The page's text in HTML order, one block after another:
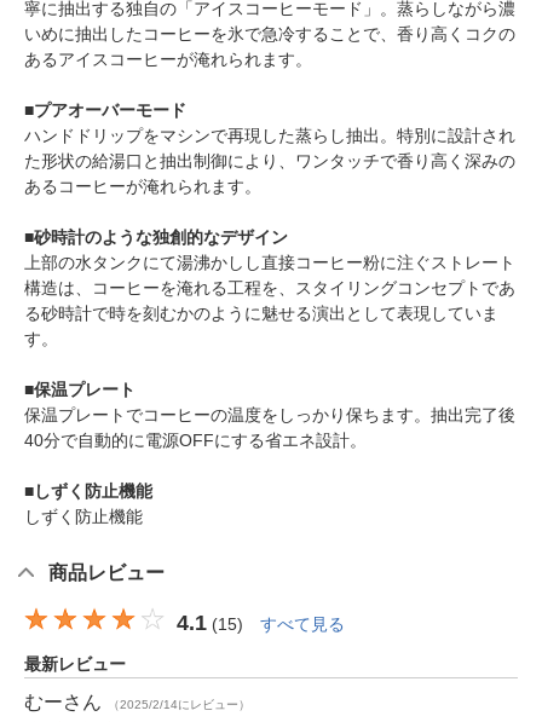
寧に抽出する独自の「アイスコーヒーモード」。蒸らしながら濃
いめに抽出したコーヒーを氷で急冷することで、香り高くコクの
あるアイスコーヒーが淹れられます。
■プアオーバーモード
ハンドドリップをマシンで再現した蒸らし抽出。特別に設計され
た形状の給湯口と抽出制御により、ワンタッチで香り高く深みの
あるコーヒーが淹れられます。
■砂時計のような独創的なデザイン
上部の水タンクにて湯沸かしし直接コーヒー粉に注ぐストレート
構造は、コーヒーを淹れる工程を、スタイリングコンセプトであ
る砂時計で時を刻むかのように魅せる演出として表現していま
す。
■保温プレート
保温プレートでコーヒーの温度をしっかり保ちます。抽出完了後
40分で自動的に電源OFFにする省エネ設計。
■しずく防止機能
しずく防止機能
商品レビュー
4.1 (15) すべて見る
最新レビュー
むーさん （2025/2/14にレビュー）